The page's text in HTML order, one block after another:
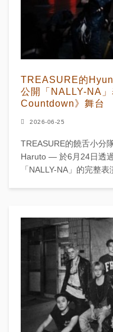
TREASURE的
公開「NALLY-NA
Countdown》舞台
2026-06-25
TREASURE的饒舌小分
Haruto — 於6月24日透
「NALLY-NA」的完整表演影片。 影片開頭，